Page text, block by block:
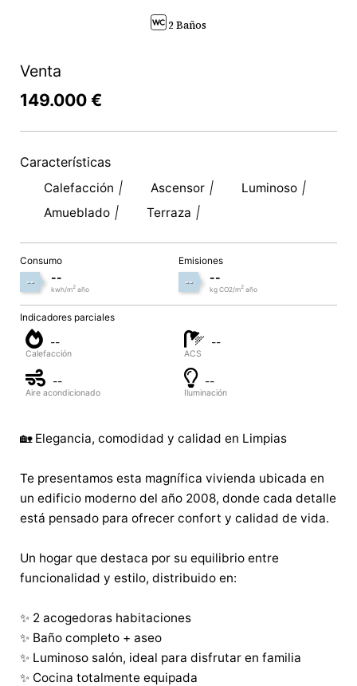
2 Baños
Venta
149.000 €
Características
Calefacción Ascensor
Luminoso
Amueblado
Terraza
Consumo
-- --
kwh/m2año
Emisiones
-- --
kg CO2/m2año
Indicadores parciales
--
Calefacción
--
ACS
--
Aire acondicionado
--
Iluminación
🏡 Elegancia, comodidad y calidad en Limpias
Te presentamos esta magnífica vivienda ubicada en
un edificio moderno del año 2008, donde cada detalle
está pensado para ofrecer confort y calidad de vida.
Un hogar que destaca por su equilibrio entre
funcionalidad y estilo, distribuido en:
✨ 2 acogedoras habitaciones
✨ Baño completo + aseo
✨ Luminoso salón, ideal para disfrutar en familia
✨ Cocina totalmente equipada